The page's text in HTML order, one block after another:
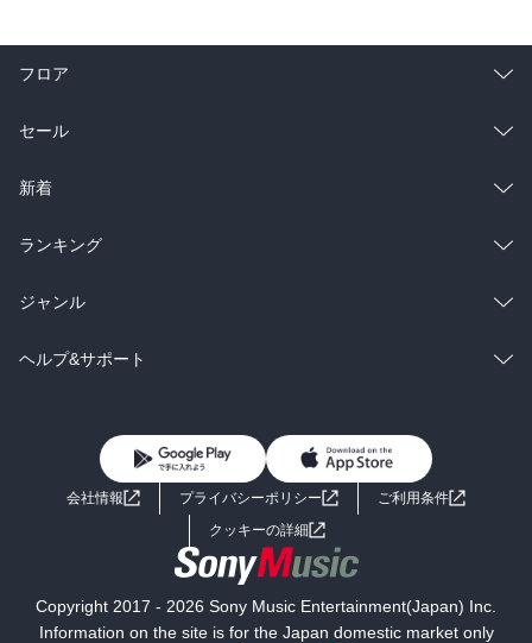
フロア
総合
ラノベ
雑誌・グラビア
BL・TL
セール
総合
ラノベ
雑誌・グラビア
BL・TL
新着
総合
ラノベ
雑誌・グラビア
ランキング
総合
ラノベ
ジャンル
コミック
ライトノベル 男子向けラノベ
小説
海外小説
ミステリー SF
ヘルプ&サポート
よくあるご質問 お問い合わせ
会社情報 プライバシーポリシー
ご利用条件
クッキーの詳細
Copyright 2017 - 2026 Sony Music Entertainment(Japan) Inc.
Information on the site is for the Japan domestic market only